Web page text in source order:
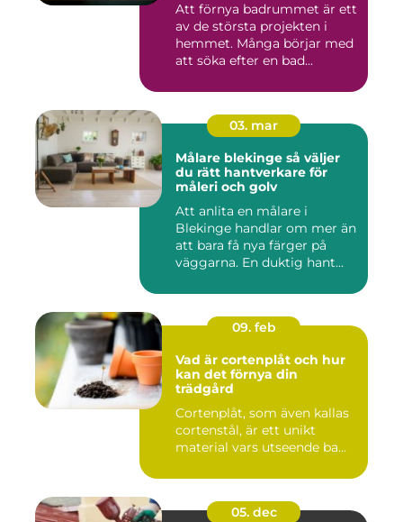
Att förnya badrummet är ett
av de största projekten i
hemmet. Många börjar med
att söka efter en bad...
03. mar
Målare blekinge så väljer
du rätt hantverkare för
måleri och golv
Att anlita en målare i
Blekinge handlar om mer än
att bara få nya färger på
väggarna. En duktig hant...
09. feb
Vad är cortenplåt och hur
kan det förnya din
trädgård
Cortenplåt, som även kallas
cortenstål, är ett unikt
material vars utseende ba...
05. dec